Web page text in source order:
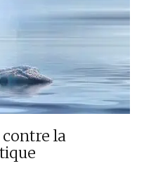
contre la